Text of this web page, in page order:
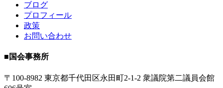
ブログ
プロフィール
政策
お問い合わせ
■ 国会事務所
〒100-8982 東京都千代田区永田町2-1-2 衆議院第二議員会館